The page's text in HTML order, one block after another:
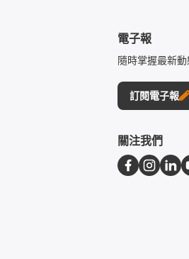
電子報
隨時掌握最新
訂閱電子報
關注我們